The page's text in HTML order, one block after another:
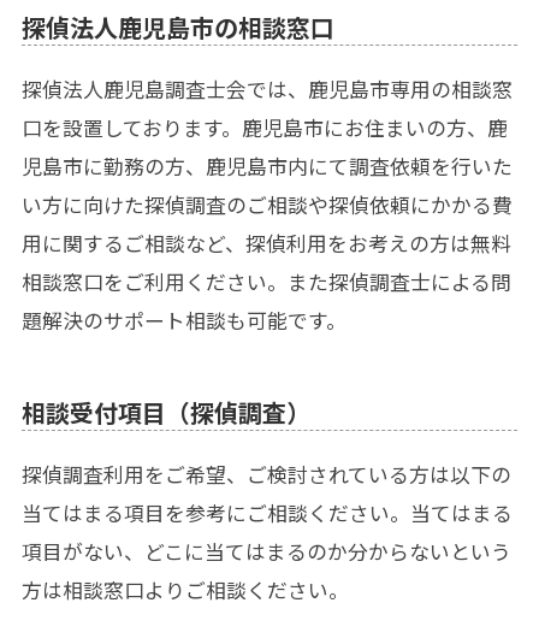
探偵法人鹿児島市の相談窓口
探偵法人鹿児島調査士会では、鹿児島市専用の相談窓
口を設置しております。鹿児島市にお住まいの方、鹿
児島市に勤務の方、鹿児島市内にて調査依頼を行いた
い方に向けた探偵調査のご相談や探偵依頼にかかる費
用に関するご相談など、探偵利用をお考えの方は無料
相談窓口をご利用ください。また探偵調査士による問
題解決のサポート相談も可能です。
相談受付項目（探偵調査）
探偵調査利用をご希望、ご検討されている方は以下の
当てはまる項目を参考にご相談ください。当てはまる
項目がない、どこに当てはまるのか分からないという
方は相談窓口よりご相談ください。